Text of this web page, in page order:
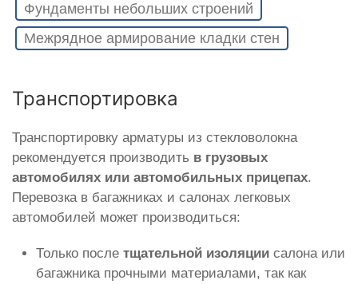
Фундаменты небольших строений
Межрядное армирование кладки стен
Транспортировка
Транспортировку арматуры из стекловолокна
рекомендуется производить в грузовых
автомобилях или автомобильных прицепах.
Перевозка в багажниках и салонах легковых
автомобилей может производиться:
Только после тщательной изоляции салона или
багажника прочными материалами, так как